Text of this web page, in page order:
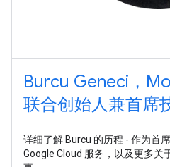
Burcu Geneci，
联合创始人兼首席
详细了解 Burcu 的历程 - 作为首
Google Cloud 服务，以及更多关